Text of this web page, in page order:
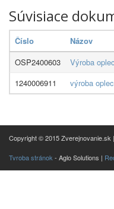
Súvisiace
Číslo
Názov
OSP2400603
Výroba
1240006911
výroba
Copyright © 2015
Tvroba stránok - Aglo Solutions |